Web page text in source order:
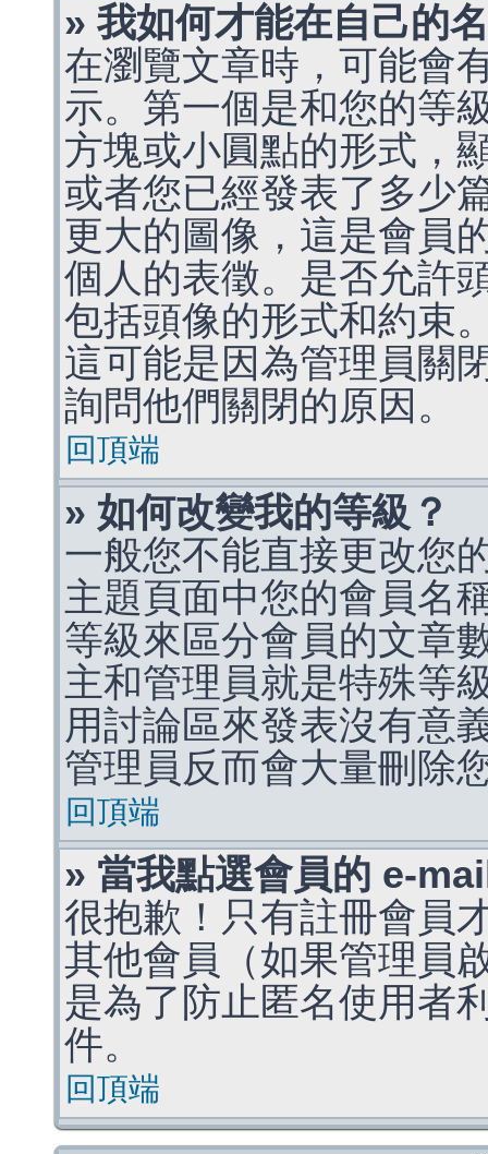
» 我如何才能在自己的
在瀏覽文章時，可能會
示。第一個是和您的等
方塊或小圓點的形式，
或者您已經發表了多少
更大的圖像，這是會員
個人的表徵。是否允許
包括頭像的形式和約束
這可能是因為管理員關
詢問他們關閉的原因。
回頂端
» 如何改變我的等級？
一般您不能直接更改您
主題頁面中您的會員名
等級來區分會員的文章
主和管理員就是特殊等
用討論區來發表沒有意
管理員反而會大量刪除
回頂端
» 當我點選會員的 e-
很抱歉！只有註冊會員
其他會員（如果管理員
是為了防止匿名使用者
件。
回頂端